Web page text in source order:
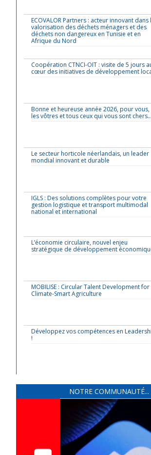
ECOVALOR Partners : acteur innovant dans
valorisation des déchets ménagers et des
déchets non dangereux en Tunisie et en
Afrique du Nord
Coopération CTNCI-OIT : visite de 5 jours
cœur des initiatives de développement
Bonne et heureuse année 2026, pour vous,
les vôtres et tous ceux qui vous sont chers…
Le secteur horticole néerlandais, un leader
mondial innovant et durable
IGLS : Des solutions complètes pour votre
gestion logistique et transport multimodal
national et international
L’économie circulaire, nouvel enjeu
stratégique de développement
MOBILISE : Circular Talent Development for
Climate-Smart Agriculture
Développez vos compétences en
!
NOTRE COMMUNAUTÉ...